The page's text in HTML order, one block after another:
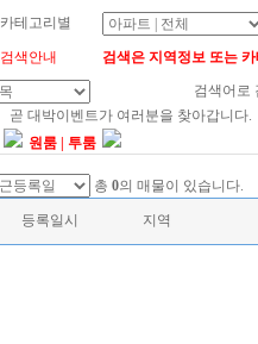
카테고리별
검색안내
검색은 지역정보 또는
검색어로
곧 대박이벤트가 여러분을 찾아갑니다.
원룸 | 투룸
총 0의 매물이 있습니다.
등록일시 지역